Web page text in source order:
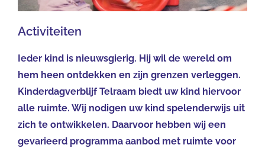
Activiteiten
Ieder kind is nieuwsgierig. Hij wil de wereld om
hem heen ontdekken en zijn grenzen verleggen.
Kinderdagverblijf Telraam biedt uw kind hiervoor
alle ruimte. Wij nodigen uw kind spelenderwijs uit
zich te ontwikkelen. Daarvoor hebben wij een
gevarieerd programma aanbod met ruimte voor